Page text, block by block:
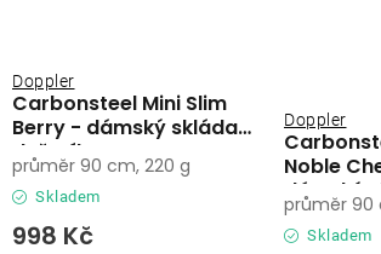
Carbonsteel Mini Slim
Berry - dámský skládací
deštník
Doppler
Skladem
998 Kč
průměr 90 cm, 220 g
Noble
dámský
deštník
Doppler
Skladem
průměr 90